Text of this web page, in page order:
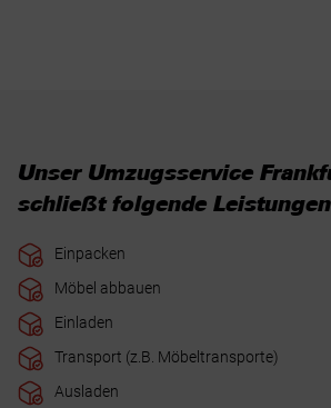
Unser Umzugsservice
schließt folgende
Einpacken
Möbel abbauen
Einladen
Transport (z.B. Möbeltransporte)
Ausladen